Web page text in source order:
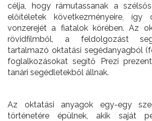
célja, hogy rámutassanak a
előítéletek következményeire, így
vonzerejét a fiatalok körében. Az
rövidfilmből, a feldolgozást
tartalmazó oktatási segédanyagból
foglalkozásokat segítő Prezi
tanári segédletekből állnak.
Az oktatási anyagok egy-egy
történetére épülnek, akik saját